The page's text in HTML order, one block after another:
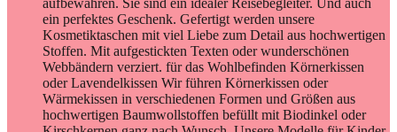
ein perfektes Geschenk. Gefertigt werden unsere
Kosmetiktaschen mit viel Liebe zum Detail aus hochwertigen
Stoffen. Mit aufgestickten Texten oder wunderschönen
Webbändern verziert. für das Wohlbefinden Körnerkissen
oder Lavendelkissen Wir führen Körnerkissen oder
Wärmekissen in verschiedenen Formen und Größen aus
hochwertigen Baumwollstoffen befüllt mit Biodinkel oder